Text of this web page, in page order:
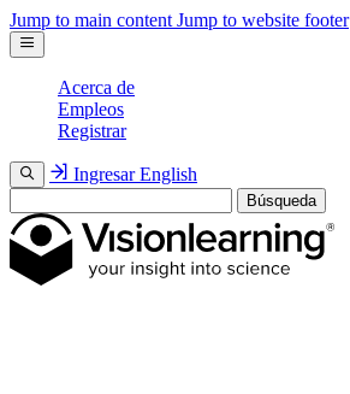
Jump to main content Jump to website footer
Acerca de
Empleos
Registrar
Ingresar English
Búsqueda